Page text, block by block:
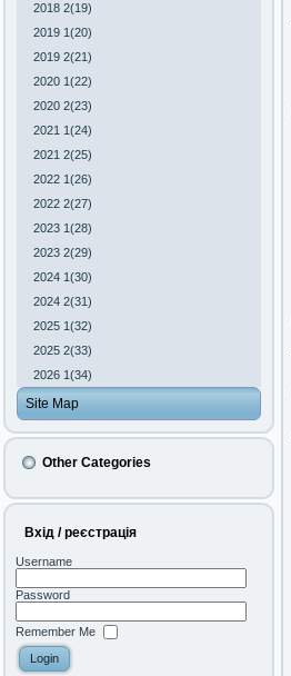
2018 2(19)
2019 1(20)
2019 2(21)
2020 1(22)
2020 2(23)
2021 1(24)
2021 2(25)
2022 1(26)
2022 2(27)
2023 1(28)
2023 2(29)
2024 1(30)
2024 2(31)
2025 1(32)
2025 2(33)
2026 1(34)
Site Map
Other Categories
Вхід / реєстрація
Username
Password
Remember Me